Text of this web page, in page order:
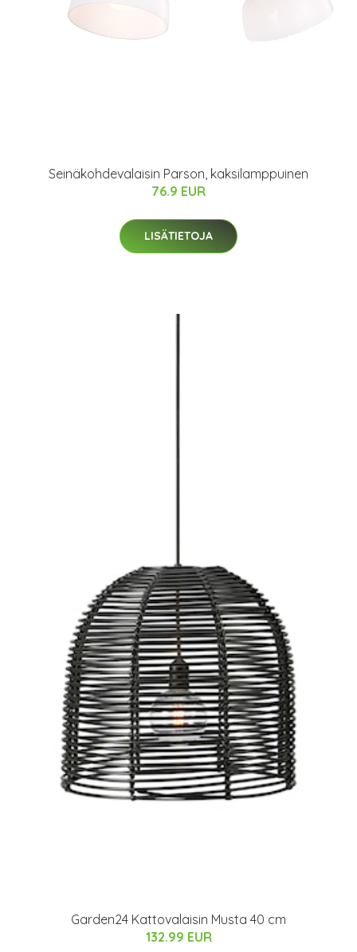
Seinäkohdevalaisin Parson, kaksilamppuinen
76.9 EUR
LISÄTIETOJA
Garden24 Kattovalaisin Musta 40 cm
132.99 EUR